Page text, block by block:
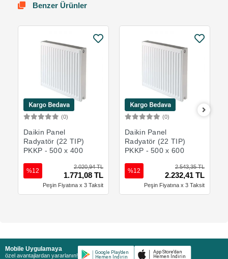
Benzer Ürünler
(0)
Daikin Panel
Radyatör (22 TIP)
PKKP - 500 x 400
2.020,94 TL
1.771,08 TL
%12
Peşin Fiyatına x 3 Taksit
(0)
Daikin Panel
Radyatör (22 TIP)
PKKP - 500 x 600
2.543,35 TL
2.232,41 TL
%12
Peşin Fiyatına x 3 Taksit
Mobile Uygulamaya
özel avantajlardan yararlanın!